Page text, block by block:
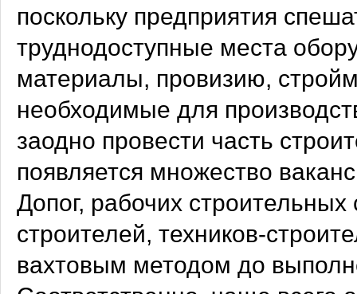
поскольку предприятия
труднодоступные места
материалы, провизию,
необходимые для
заодно провести часть
появляется множество
Допог, рабочих
строителей, техников-
вахтовым методом до